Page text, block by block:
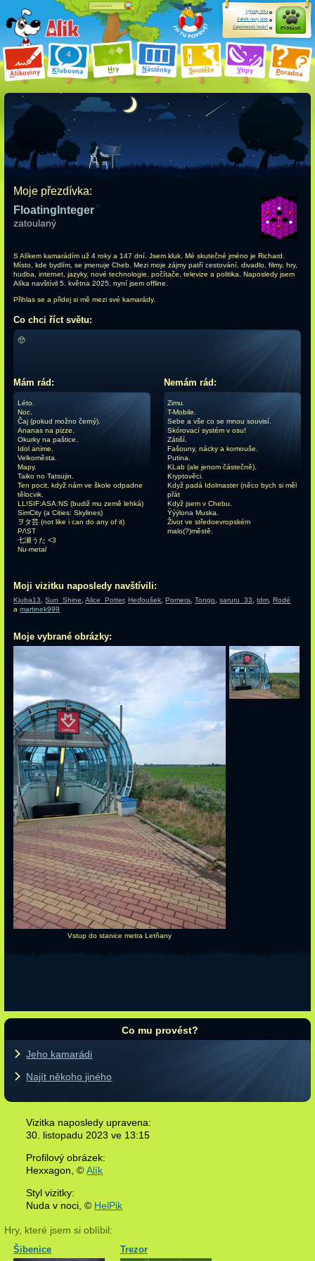
Alíkoviny Klubovna Hry Nástěnky Soutěže Vtipy Poradna
Výhody účtu
Založit nový účet
Zapomenuté heslo?
Přihlásit
Moje přezdívka:
FloatingInteger
zatoulaný
S Alíkem kamarádímuž 4 roky a 147 dní . Jsem kluk. Mé skutečné jméno je Richard.
Místo, kde bydlím, se jmenuje Cheb. Mezi moje zájmy patří cestování, divadlo, filmy, hry,
hudba, internet, jazyky, nové technologie, počítače, televize a politika. Naposledy jsem
Alíka navštívil 5. května 2025, nyní jsem offline.
Přihlas se a přidej si mě mezi své kamarády.
Co chci říct světu:
🥺
Mám rád:
Léto.
Noc.
Čaj (pokud možno černý).
Ananas na pizze.
Okurky na paštice.
Idol anime.
Velkoměsta.
Mapy.
Taiko no Tatsujin.
Ten pocit, když nám ve škole odpadne
tělocvik.
LL!SIF:ASA:NS (budiž mu země lehká)
SimCity (a Cities: Skylines)
ヲタ芸 (not like i can do any of it)
P/\ST
七瀬うた <3
Nu-metal
Nemám rád:
Zimu.
T-Mobile.
Sebe a vše co se mnou souvisí.
Skórovací systém v osu!
Zátiší.
Fašouny, nácky a komouše.
Putina.
KLab (ale jenom částečně).
Kryptověci.
Když padá Idolmaster (něco bych si měl
přát
Když jsem v Chebu.
Ýýýlona Muska.
Život ve středoevropském
malo(?)městě.
Moji vizitku naposledy navštívili:
Kjuba13,Sun_Shine,Alice_Potter,Heďoušek,Pomera,Tongo,saruru_33,tdm,Rodé
amartinek999
Moje vybrané obrázky:
Vstup do stanice metra Letňany
Co mu provést?
Jeho kamarádi
Najít někoho jiného
Vizitka naposledy upravena:
30. listopadu 2023 ve 13:15
Profilový obrázek:
Hexxagon,©Alík
Styl vizitky:
Nuda v noci, © HelPik
Hry, které jsem si oblíbil:
Šibenice
Trezor